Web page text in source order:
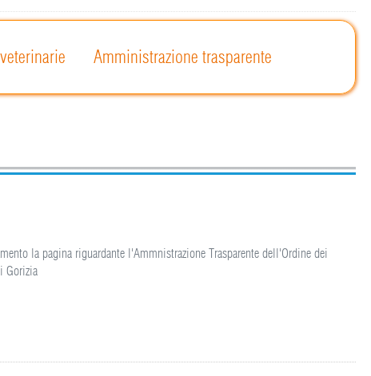
Amministrazione trasparente
la pagina riguardante l'Ammnistrazione Trasparente dell'Ordine dei
Gorizia